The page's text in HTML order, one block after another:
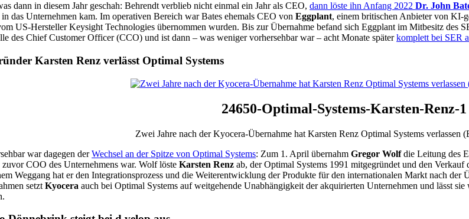
dann in diesem Jahr geschah: Behrendt verblieb nicht einmal ein Jahr als CEO,dann löste ihn Anfang 2022Dr. John
das Unternehmen kam. Im operativen Bereich war Bates ehemals CEO vonEggplant, einem britischen Anbieter von KI-
US-Hersteller Keysight Technologies übernommen wurden. Bis zur Übernahme befand sich Eggplant im Mitbesitz des
des Chief Customer Officer (CCO) und ist dann – was weniger vorhersehbar war – acht Monate späterkomplett bei SER
Karsten Renz verlässt Optimal Systems
24650-Optimal-Systems-Karsten-Renz-1
Zwei Jahre nach der Kyocera-Übernahme hat Karsten Renz Optimal Systems verlassen
war dagegen derWechsel an der Spitze von Optimal Systems: Zum 1. April übernahmGregor Wolfdie Leitung des
zuvor COO des Unternehmens war. Wolf lösteKarsten Renz ab, der Optimal Systems 1991 mitgegründet und den
Weggang hat er den Integrationsprozess und die Weiterentwicklung der Produkte für den internationalen Markt nach der
setztKyocera auch bei Optimal Systems auf weitgehende Unabhängigkeit der akquirierten Unternehmen und lässt